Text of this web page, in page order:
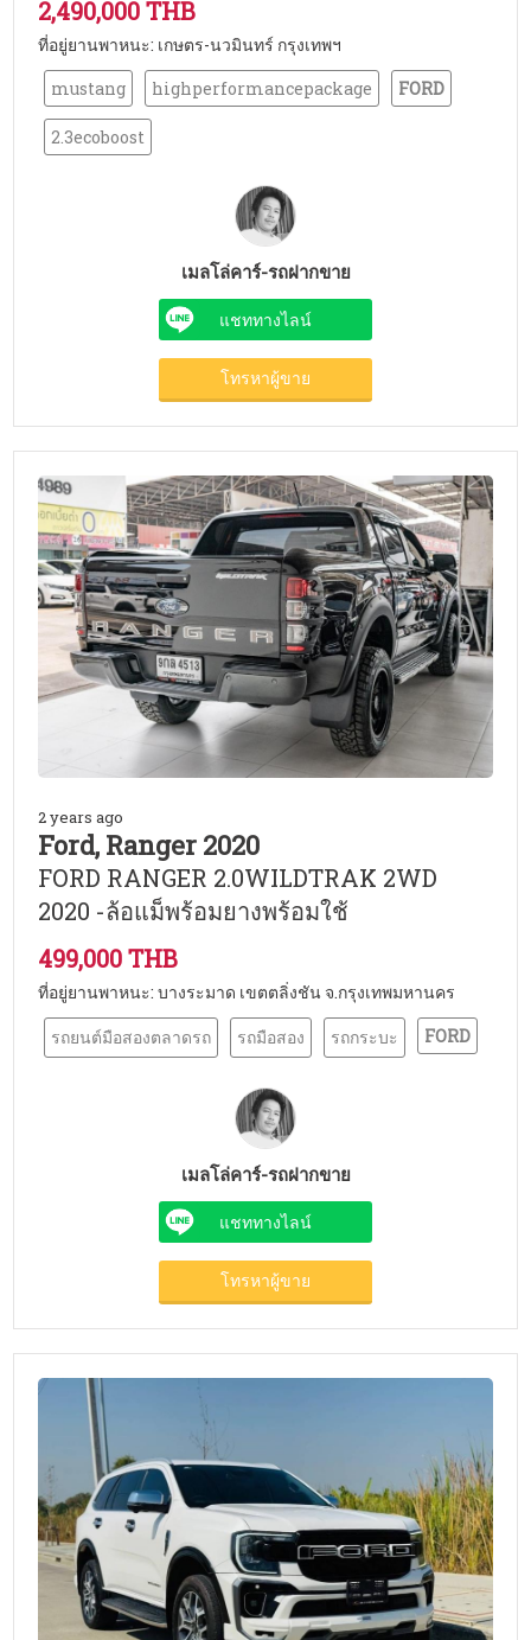
2,490,000 THB
ที่อยู่ยานพาหนะ: เกษตร-นวมินทร์ กรุงเทพฯ
mustang
highperformancepackage FORD
2.3ecoboost
เมลโล่คาร์-รถฝากขาย
แชททางไลน์
โทรหาผู้ขาย
2 years ago
Ford, Ranger 2020
FORD RANGER 2.0WILDTRAK 2WD
2020 -ล้อแม็พร้อมยางพร้อมใช้
499,000 THB
ที่อยู่ยานพาหนะ: บางระมาด เขตตลิ่งชัน จ.กรุงเทพมหานคร
รถยนต์มือสองตลาดรถ
รถมือสอง รถกระบะ FORD
เมลโล่คาร์-รถฝากขาย
แชททางไลน์
โทรหาผู้ขาย